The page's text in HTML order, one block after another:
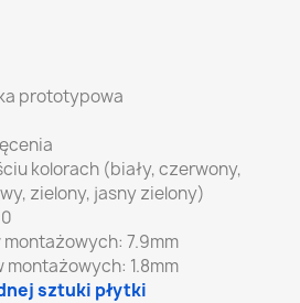
prototypowa
kolorach (biały, czerwony,
zielony, jasny zielony)
7.9mm
1.8mm
sztuki płytki